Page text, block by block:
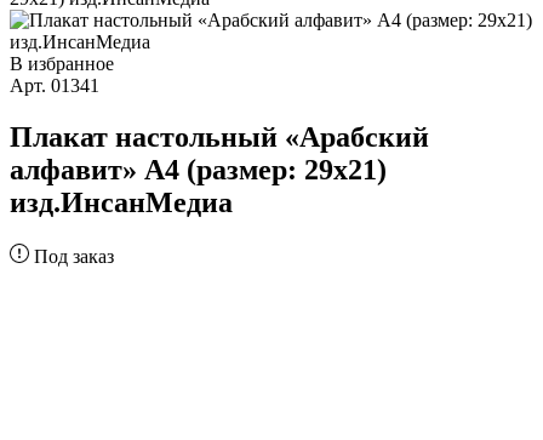
В избранное
Арт. 01341
Плакат настольный «Арабский
алфавит» А4 (размер: 29х21)
изд.ИнсанМедиа
Под заказ